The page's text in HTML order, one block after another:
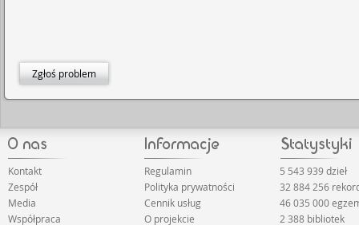
Zgłoś problem
Kontakt
Zespół
Media
Współpraca
Regulamin
Polityka prywatności
Cennik usług
O projekcie
5 543 939 dzieł
32 884 256
46 035 000
2 388 bibliotek